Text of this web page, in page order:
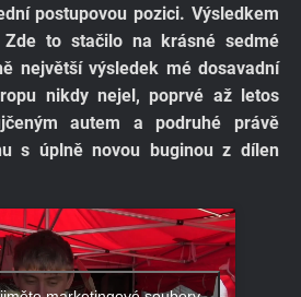
postupovou pozici. Výsledkem
to stačilo na krásné sedmé
největší výsledek mé dosavadní
nikdy nejel, poprvé až letos
autem a podruhé právě
s úplně novou buginou z dílen